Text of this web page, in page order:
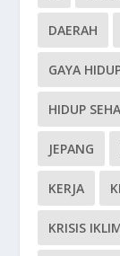
DAERAH
GAYA
HIDUP
JEPANG
KERJA
KRISIS